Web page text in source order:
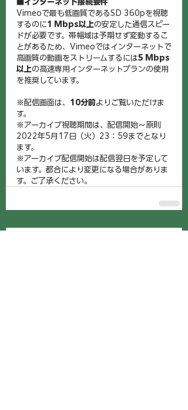
■インターネット接続要件
Vimeoで最も低画質であるSD 360pを視聴
するのに1 Mbps以上の安定した通信スピー
ドが必要です。帯幅域は予期せず変動するこ
とがあるため、Vimeoではインターネットで
高画質の動画をストリームするには5 Mbps
以上の高速専用インターネットプランの使用
を推奨しています。
※配信画面は、 10分前よりご覧いただけま
す。
※アーカイブ視聴期間は、配信開始〜原則
2022年5月17日（火）23：59までとなり
ます。
※アーカイブ配信開始は配信翌日を予定して
います。都合により変更になる場合がありま
す。ご了承ください。